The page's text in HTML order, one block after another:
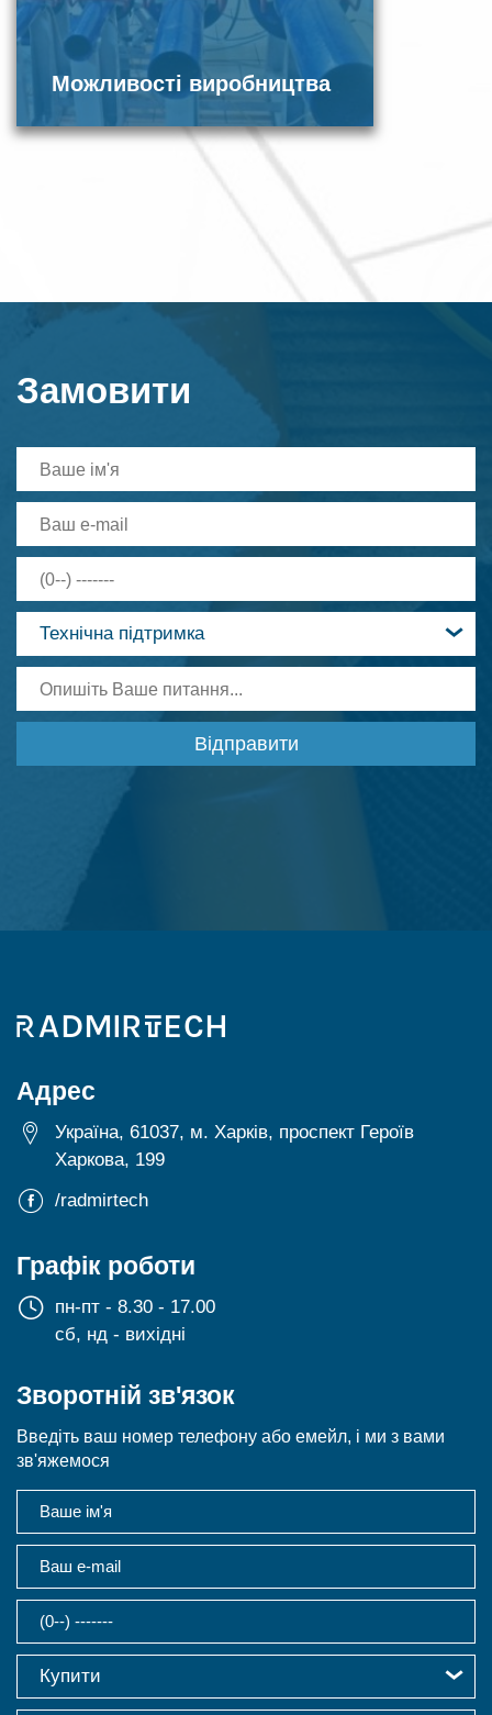
Можливості виробництва
Замовити
Технічна підтримка
Адрес
Україна, 61037, м. Харків, проспект Героїв
Харкова, 199
/radmirtech
Графік роботи
пн-пт - 8.30 - 17.00
сб, нд - вихідні
Зворотній зв'язок
Введіть ваш номер телефону або емейл, і ми з вами
зв'яжемося
Купити